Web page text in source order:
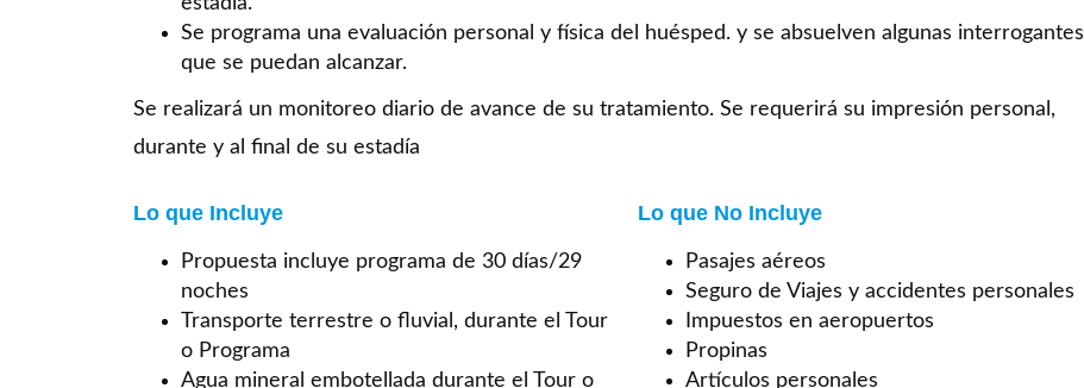
Se programa una evaluación personal y física del huésped. y se absuelven algunas interrogantes
que se puedan alcanzar.
Se realizará un monitoreo diario de avance de su tratamiento. Se requerirá su impresión personal,
durante y al final de su estadía
Lo que Incluye Lo que No Incluye
Propuesta incluye programa de 30 días/29
noches
Transporte terrestre o fluvial, durante el Tour
o Programa
Agua mineral embotellada durante el Tour o
Pasajes aéreos
Seguro de Viajes y accidentes personales
Impuestos en aeropuertos
Propinas
Artículos personales